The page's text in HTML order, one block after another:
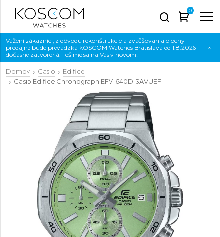
0
Vážení zákazníci, z dôvodu rekonštrukcie a zväčšovania plochy
predajne bude prevádzka KOSCOM Watches Bratislava od 1.8.2026
dočasne zatvorená. Tešíme sa na Vás v novom!
×
Domov Casio
Edifice
Casio Edifice Chronograph EFV-640D-3AVUEF